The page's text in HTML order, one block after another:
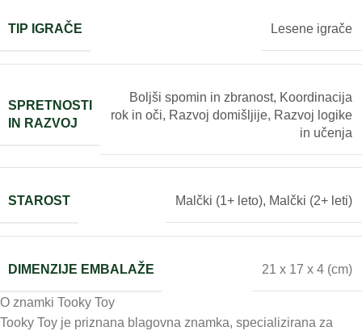
TIP IGRAČE Lesene igrače
SPRETNOSTI
IN RAZVOJ
Boljši spomin in zbranost, Koordinacija
rok in oči, Razvoj domišljije, Razvoj logike
in učenja
STAROST Malčki (1+ leto), Malčki (2+ leti)
DIMENZIJE EMBALAŽE 21 x 17 x 4 (cm)
O znamki Tooky Toy
Tooky Toy je priznana blagovna znamka, specializirana za